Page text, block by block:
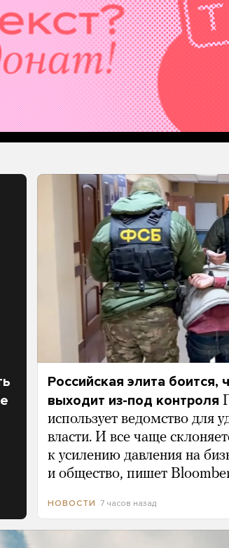
Российская элита боится,
выходит из-под контроля
использует ведомство для
власти. И все чаще
к усилению давления на
и общество, пишет
НОВОСТИ 7 часов назад